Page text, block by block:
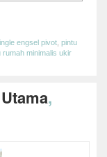
engsel pivot pintu
rumah minimalis ukir
,